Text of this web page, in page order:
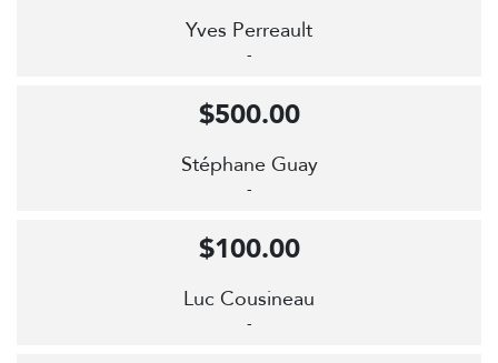
Yves Perreault
-
Stéphane Guay
-
$500.00
Luc Cousineau
-
$100.00